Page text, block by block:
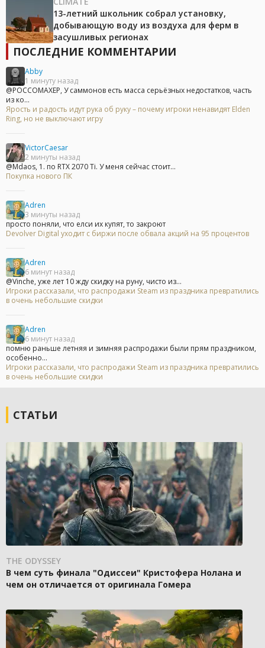
13-летний школьник собрал установку,
добывающую воду из воздуха для ферм в
засушливых регионах
ПОСЛЕДНИЕ КОММЕНТАРИИ
Abby
1 минуту назад
@POCCOMAXEP, У саммонов есть масса серьёзных недостатков, часть
из ко...
Ярость и радость идут рука об руку – почему игроки ненавидят Elden
Ring, но не выключают игру
VictorCaesar
2 минуты назад
@Mdaos, 1. по RTX 2070 Ti. У меня сейчас стоит...
Покупка нового ПК
Adren
3 минуты назад
просто поняли, что елси их купят, то закроют
Devolver Digital уходит с биржи после обвала акций на 95 процентов
Adren
6 минут назад
@Vinche, уже лет 10 жду скидку на руну, чисто из...
Игроки рассказали, что распродажи Steam из праздника превратились
в очень небольшие скидки
Adren
6 минут назад
помню раньше летняя и зимняя распродажи были прям праздником,
особенно...
Игроки рассказали, что распродажи Steam из праздника превратились
в очень небольшие скидки
СТАТЬИ
THE ODYSSEY
В чем суть финала "Одиссеи" Кристофера Нолана и
чем он отличается от оригинала Гомера